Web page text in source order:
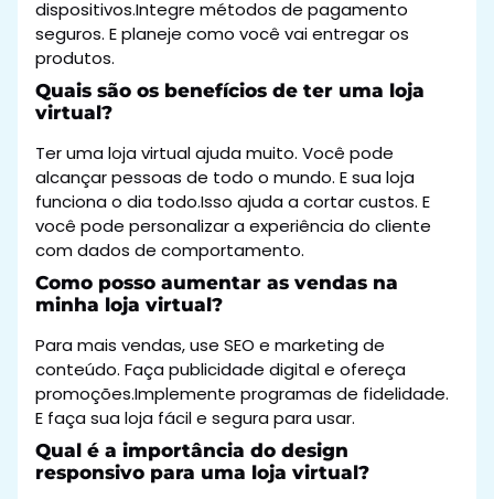
dispositivos.Integre métodos de pagamento
seguros. E planeje como você vai entregar os
produtos.
Quais são os benefícios de ter uma loja
virtual?
Ter uma loja virtual ajuda muito. Você pode
alcançar pessoas de todo o mundo. E sua loja
funciona o dia todo.Isso ajuda a cortar custos. E
você pode personalizar a experiência do cliente
com dados de comportamento.
Como posso aumentar as vendas na
minha loja virtual?
Para mais vendas, use SEO e marketing de
conteúdo. Faça publicidade digital e ofereça
promoções.Implemente programas de fidelidade.
E faça sua loja fácil e segura para usar.
Qual é a importância do design
responsivo para uma loja virtual?